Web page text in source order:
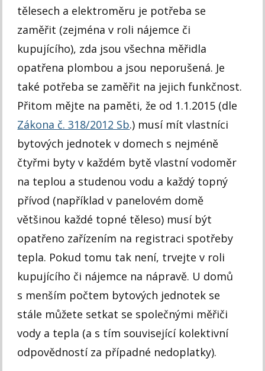
tělesech a elektroměru je potřeba se
zaměřit (zejména v roli nájemce či
kupujícího), zda jsou všechna měřidla
opatřena plombou a jsou neporušená. Je
také potřeba se zaměřit na jejich funkčnost.
Přitom mějte na paměti, že od 1.1.2015 (dle
Zákona č. 318/2012 Sb.) musí mít vlastníci
bytových jednotek v domech s nejméně
čtyřmi byty v každém bytě vlastní vodoměr
na teplou a studenou vodu a každý topný
přívod (například v panelovém domě
většinou každé topné těleso) musí být
opatřeno zařízením na registraci spotřeby
tepla. Pokud tomu tak není, trvejte v roli
kupujícího či nájemce na nápravě. U domů
s menším počtem bytových jednotek se
stále můžete setkat se společnými měřiči
vody a tepla (a s tím související kolektivní
odpovědností za případné nedoplatky).